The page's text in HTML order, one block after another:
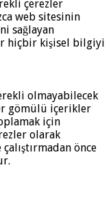
çerezler
web sitesinin
sağlayan
hiçbir kişisel bilgiyi
olmayabilecek
gömülü içerikler
için
olarak
önce